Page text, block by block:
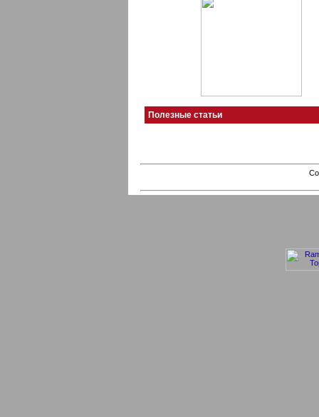
Полезные статьи